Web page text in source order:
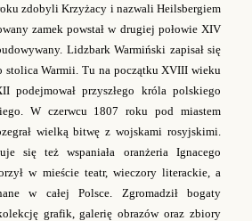
zdobyli Krzyżacy i nazwali Heilsbergiem
zamek powstał w drugiej połowie XIV
Lidzbark Warmiński zapisał się
Warmii. Tu na początku XVIII wieku
podejmował przyszłego króla polskiego
W czerwcu 1807 roku pod miastem
wielką bitwę z wojskami rosyjskimi.
się też wspaniała oranżeria Ignacego
w mieście teatr, wieczory literackie, a
w całej Polsce. Zgromadził bogaty
grafik, galerię obrazów oraz zbiory